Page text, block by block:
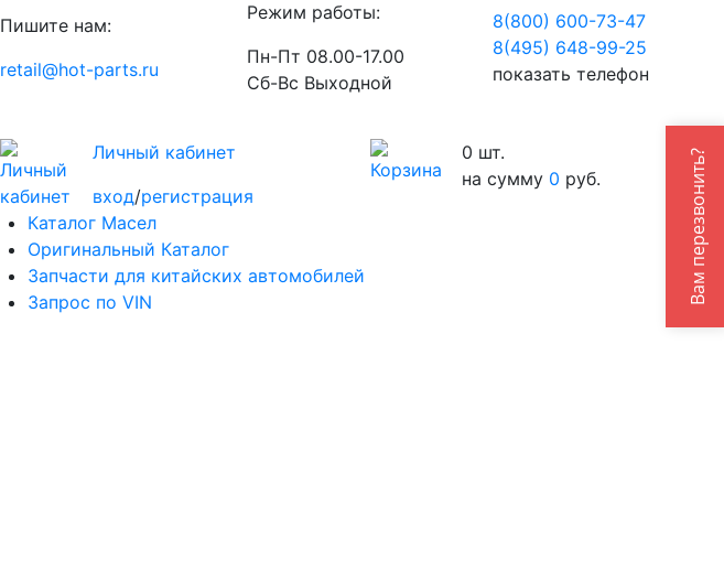
Пишите нам:
retail@hot-parts.ru
Режим работы:
Пн-Пт 08.00-17.00
Сб-Вс Выходной
8(800) 600-73-47
8(495) 648-99-25
показать телефон
Личный кабинет
вход/регистрация
0 шт.
на сумму 0 руб.
Каталог Масел
Оригинальный Каталог
Запчасти для китайских автомобилей
Запрос по VIN
Вам перезвонить?